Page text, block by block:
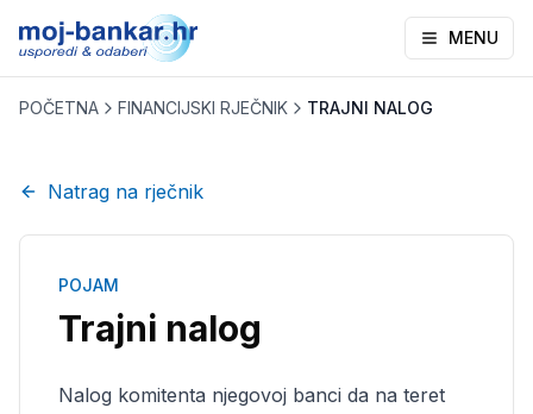
MENU
POČETNA FINANCIJSKI RJEČNIK TRAJNI NALOG
Natrag na rječnik
POJAM
Trajni nalog
Nalog komitenta njegovoj banci da na teret